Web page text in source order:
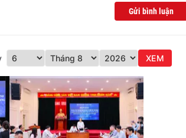
Gửi bình luận
XEM